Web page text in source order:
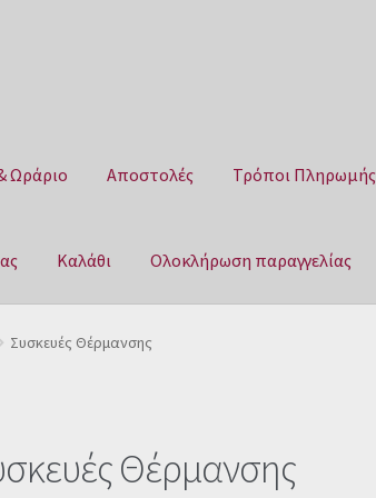
Ωράριο Αποστολές Τρόποι Πληρωμής
Καλάθι Ολοκλήρωση παραγγελίας
Αποστολές Τρόποι Πληρωμής
Συσκευές Θέρμανσης
Θέρμανσης